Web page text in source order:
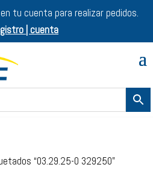
tu cuenta para realizar pedidos.
| cuenta
“03.29.25-0 329250”